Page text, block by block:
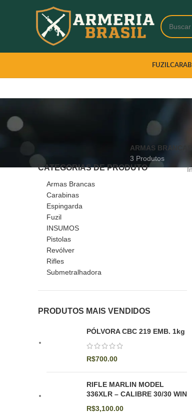
FUZIL
ARMAS BRANCAS
3 Produtos
CATEGORIAS DE PRODUTO
Armas Brancas
Carabinas
Espingarda
Fuzil
INSUMOS
Pistolas
Revólver
Rifles
Submetralhadora
PRODUTOS MAIS VENDIDOS
PÓLVORA CBC 219 EMB. 1kg
R$700.00
RIFLE MARLIN MODEL
336XLR – CALIBRE 30/30 WIN
R$3,100.00